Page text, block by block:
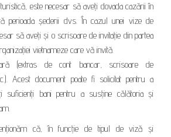
este necesar să aveți dovada cazării în
perioada șederii dvs. În cazul unei vize de
să aveți și o scrisoare de invitație din partea
vietnameze care vă invită.
(extras de cont bancar, scrisoare de
Acest document poate fi solicitat pentru a
suficienți bani pentru a susține călătoria și
că, în funcție de tipul de viză și